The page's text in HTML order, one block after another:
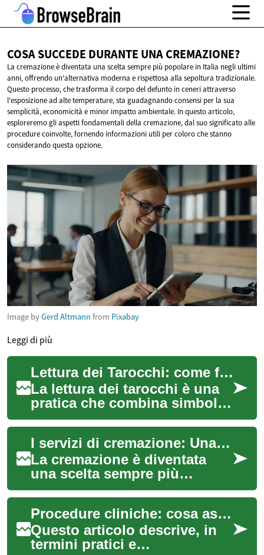
COSA SUCCEDE DURANTE UNA CREMAZIONE?
La cremazione è diventata una scelta sempre più popolare in Italia negli ultimi
anni, offrendo un'alternativa moderna e rispettosa alla sepoltura tradizionale.
Questo processo, che trasforma il corpo del defunto in ceneri attraverso
l'esposizione ad alte temperature, sta guadagnando consensi per la sua
semplicità, economicità e minor impatto ambientale. In questo articolo,
esploreremo gli aspetti fondamentali della cremazione, dal suo significato alle
procedure coinvolte, fornendo informazioni utili per coloro che stanno
considerando questa opzione.
Image byGerd Altmann from Pixabay
Leggi di più
Lettura dei Tarocchi: come funziona e cosa aspettarsi
La lettura dei tarocchi è una
pratica che combina simboli,
intuizione e tecniche
consolidate per offrire spunti
sul p...
I servizi di cremazione: Una guida completa
La cremazione è diventata
una scelta sempre più
comune per molte famiglie
italiane come alternativa alla
sepoltura tr...
Procedure cliniche: cosa aspettarsi durante la raccolta e l'analisi
Questo articolo descrive, in
termini pratici e